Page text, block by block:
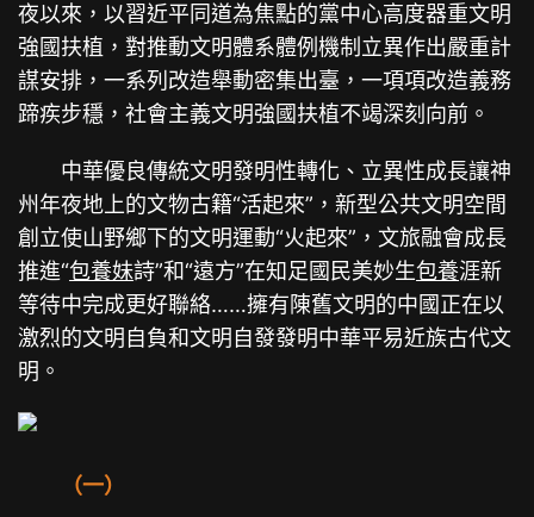
夜以來，以習近平同道為焦點的黨中心高度器重文明
強國扶植，對推動文明體系體例機制立異作出嚴重計
謀安排，一系列改造舉動密集出臺，一項項改造義務
蹄疾步穩，社會主義文明強國扶植不竭深刻向前。
中華優良傳統文明發明性轉化、立異性成長讓神
州年夜地上的文物古籍“活起來”，新型公共文明空間
創立使山野鄉下的文明運動“火起來”，文旅融會成長
推進“包養妹詩”和“遠方”在知足國民美妙生包養涯新
等待中完成更好聯絡……擁有陳舊文明的中國正在以
激烈的文明自負和文明自發發明中華平易近族古代文
明。
（一）